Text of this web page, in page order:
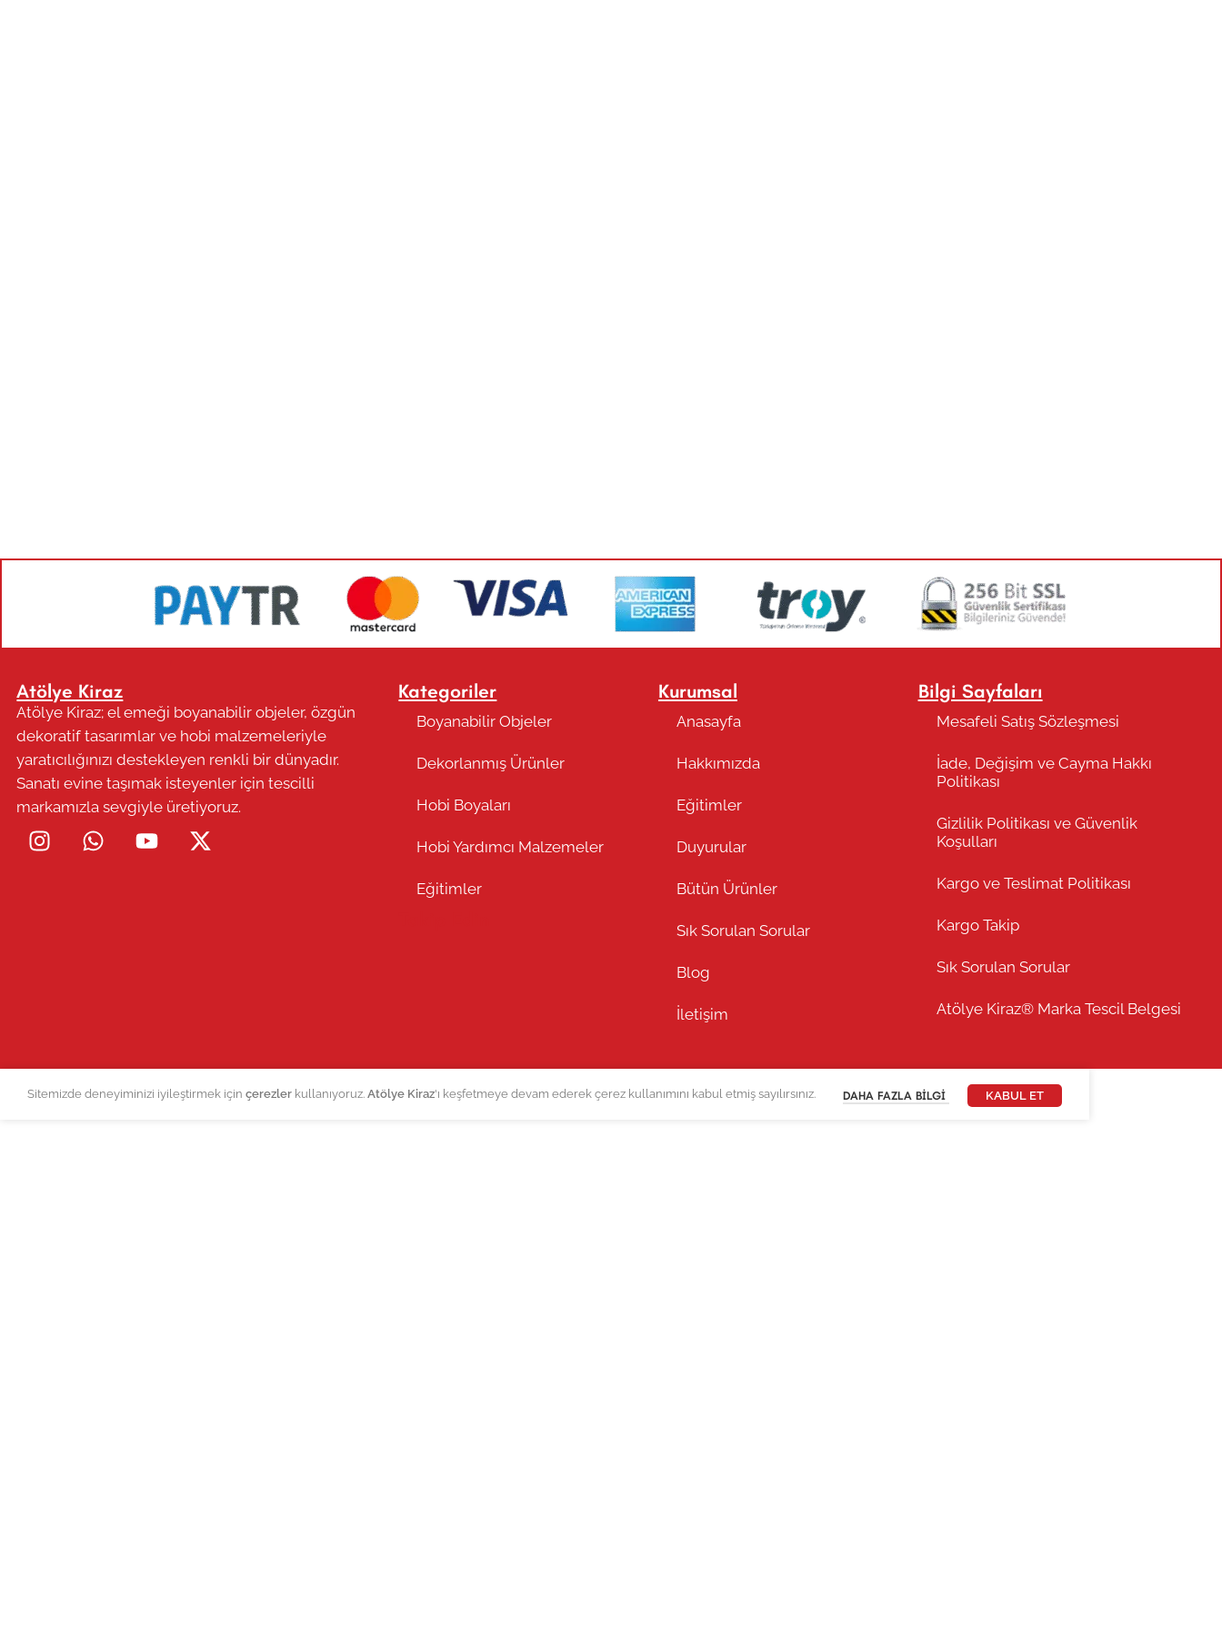
Atölye Kiraz
Atölye Kiraz; el emeği boyanabilir objeler, özgün
dekoratif tasarımlar ve hobi malzemeleriyle
yaratıcılığınızı destekleyen renkli bir dünyadır.
Sanatı evine taşımak isteyenler için tescilli
markamızla sevgiyle üretiyoruz.
Kategoriler
Boyanabilir Objeler
Dekorlanmış Ürünler
Hobi Boyaları
Hobi Yardımcı Malzemeler
Eğitimler
Kurumsal
Anasayfa
Hakkımızda
Eğitimler
Duyurular
Bütün Ürünler
Sık Sorulan Sorular
Blog
İletişim
Bilgi Sayfaları
Mesafeli Satış Sözleşmesi
İade, Değişim ve Cayma Hakkı
Politikası
Gizlilik Politikası ve Güvenlik
Koşulları
Kargo ve Teslimat Politikası
Kargo Takip
Sık Sorulan Sorular
Atölye Kiraz® Marka Tescil Belgesi
Sitemizde deneyiminizi iyileştirmek için çerezler kullanıyoruz. Atölye Kiraz'ı keşfetmeye devam ederek çerez kullanımını kabul etmiş sayılırsınız. DAHA FAZLA BILGI KABUL ET